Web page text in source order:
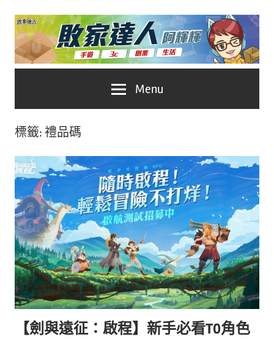
Skip
content
家
人
推
薦
No.1
遊
戲
科
技
媒
體。
Menu
標籤: 禮品碼
【劍與遠征：啟程】新手必看T0角色